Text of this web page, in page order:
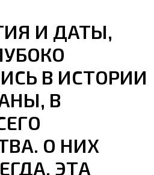
И ДАТЫ,
В ИСТОРИИ
В
О НИХ
ЭТА